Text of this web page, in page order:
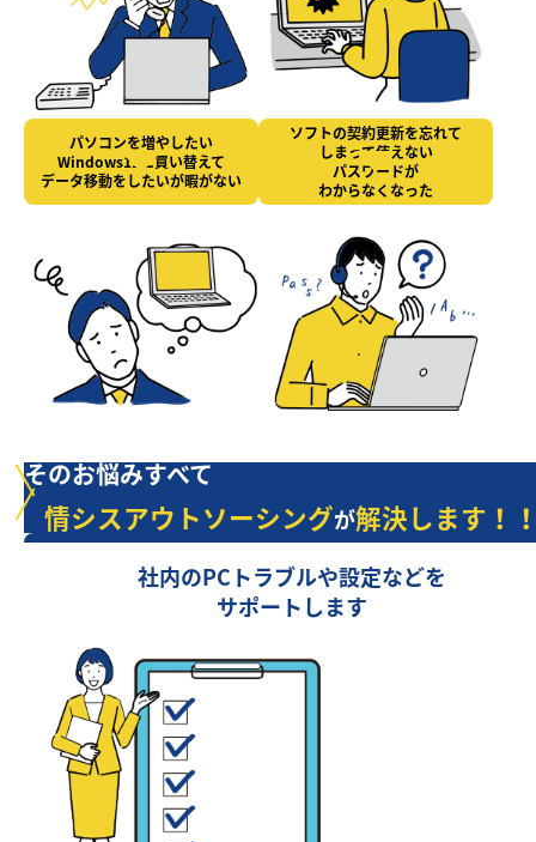
パソコンを増やしたい
Windows11に買い替えて
データ移動をしたいが暇がない
ソフトの契約更新を忘れて
しまって使えない
パスワードが
わからなくなった
そのお悩みすべて
情シスアウトソーシングが解決します！
社内のPCトラブルや設定などを
サポートします